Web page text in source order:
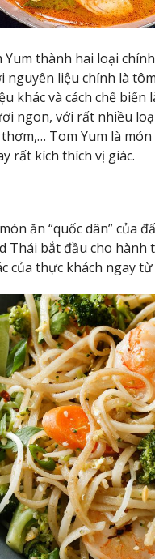
thành hai loại
nguyên liệu chính là
khác và cách chế
ngon, với rất nhiều
Tom Yum là
rất kích thích vị giác.
ăn “quốc dân” của
Thái bắt đầu cho
của thực khách ngay